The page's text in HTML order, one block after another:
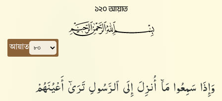
১২০ আয়াত
আয়াত
وَإِذَا سَمِعُوا۟ مَآ أُنزِلَ إِلَى ٱلرَّسُولِ تَرَىٰٓ أَعْيُنَهُمْ